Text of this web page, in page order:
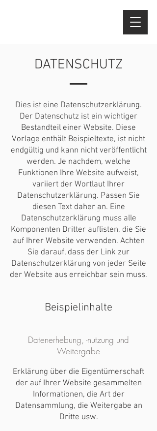
DATENSCHUTZ
Dies ist eine Datenschutzerklärung.
Der Datenschutz ist ein wichtiger
Bestandteil einer Website. Diese
Vorlage enthält Beispieltexte, ist nicht
endgültig und kann nicht veröffentlicht
werden. Je nachdem, welche
Funktionen Ihre Website aufweist,
variiert der Wortlaut Ihrer
Datenschutzerklärung. Passen Sie
diesen Text daher an. Eine
Datenschutzerklärung muss alle
Komponenten Dritter auflisten, die Sie
auf Ihrer Website verwenden. Achten
Sie darauf, dass der Link zur
Datenschutzerklärung von jeder Seite
der Website aus erreichbar sein muss.
Beispielinhalte
Datenerhebung, -nutzung und
Weitergabe
Erklärung über die Eigentümerschaft
der auf Ihrer Website gesammelten
Informationen, die Art der
Datensammlung, die Weitergabe an
Dritte usw.